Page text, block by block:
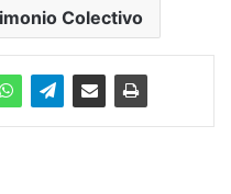
Colectivo